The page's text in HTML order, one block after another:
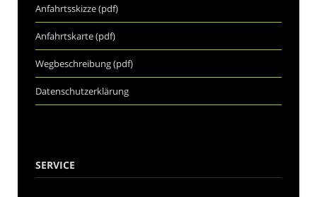
Anfahrtsskizze (pdf)
Anfahrtskarte (pdf)
Wegbeschreibung (pdf)
Datenschutzerklärung
SERVICE